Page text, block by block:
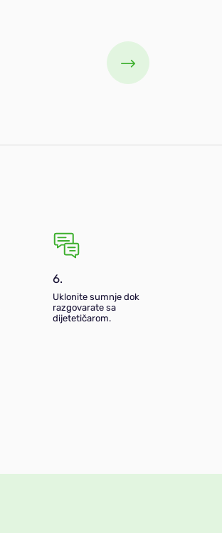
6.
Uklonite sumnje dok
razgovarate sa
dijetetičarom.